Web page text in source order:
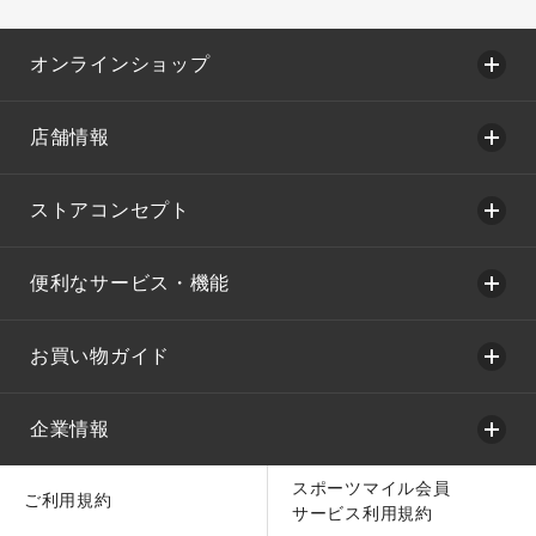
オンラインショップ
店舗情報
ストアコンセプト
便利なサービス・機能
お買い物ガイド
企業情報
ご利用規約
スポーツマイル会員
サービス利用規約